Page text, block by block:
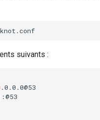
suivants :